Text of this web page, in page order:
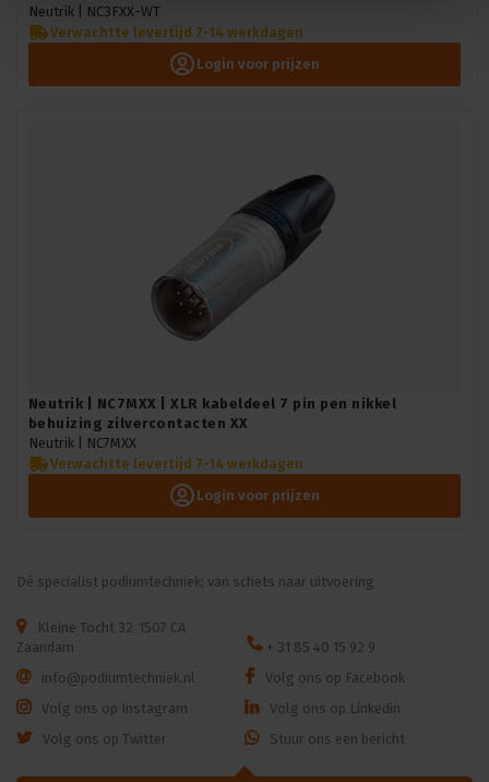
Neutrik |
NC3FXX-WT
Verwachtte levertijd 7-14 werkdagen
Login voor prijzen
Neutrik | NC7MXX | XLR kabeldeel 7 pin pen nikkel
behuizing zilvercontacten XX
Neutrik |
NC7MXX
Verwachtte levertijd 7-14 werkdagen
Login voor prijzen
Dé specialist podiumtechniek; van schets naar uitvoering
Kleine Tocht 32 1507 CA
Zaandam
+ 31 85 40 15 92 9
info@podiumtechniek.nl
Volg ons op Facebook
Volg ons op Instagram
Volg ons op Linkedin
Volg ons op Twitter
Stuur ons een bericht